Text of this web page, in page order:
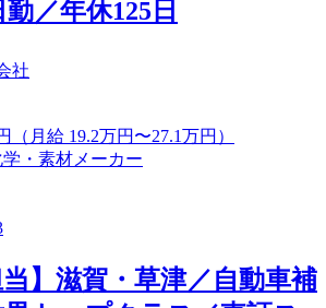
／年休125日
社
（月給 19.2万円〜27.1万円）
学・素材メーカー
当】滋賀・草津／自動車補